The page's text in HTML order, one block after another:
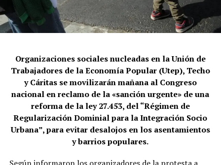
Organizaciones sociales nucleadas en la Unión de
Trabajadores de la Economía Popular (Utep), Techo
y Cáritas se movilizarán mañana al Congreso
nacional en reclamo de la «sanción urgente» de una
reforma de la ley 27.453, del “Régimen de
Regularización Dominial para la Integración Socio
Urbana”, para evitar desalojos en los asentamientos
y barrios populares.